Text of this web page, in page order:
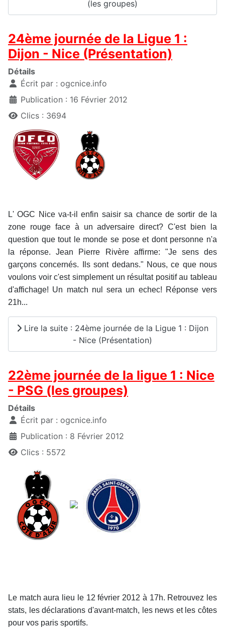
(les groupes)
24ème journée de la Ligue 1 :
Dijon - Nice (Présentation)
Détails
Écrit par : ogcnice.info
Publication : 16 Février 2012
Clics : 3694
L' OGC Nice va-t-il enfin saisir sa chance de sortir de la
zone rouge face à un adversaire direct? C'est bien la
question que tout le monde se pose et dont personne n'a
la réponse. Jean Pierre Rivère affirme: "Je sens des
garçons concernés. Ils sont dedans." Nous, ce que nous
voulons voir c'est simplement un résultat positif au tableau
d'affichage! Un match nul sera un echec! Réponse vers
21h...
Lire la suite : 24ème journée de la Ligue 1 : Dijon
- Nice (Présentation)
22ème journée de la ligue 1 : Nice
- PSG (les groupes)
Détails
Écrit par : ogcnice.info
Publication : 8 Février 2012
Clics : 5572
Le match aura lieu le 12 février 2012 à 17h. Retrouvez les
stats, les déclarations d'avant-match, les news et les côtes
pour vos paris sportifs.